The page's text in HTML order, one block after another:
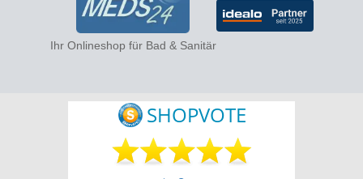
Ihr Onlineshop für Bad & Sanitär